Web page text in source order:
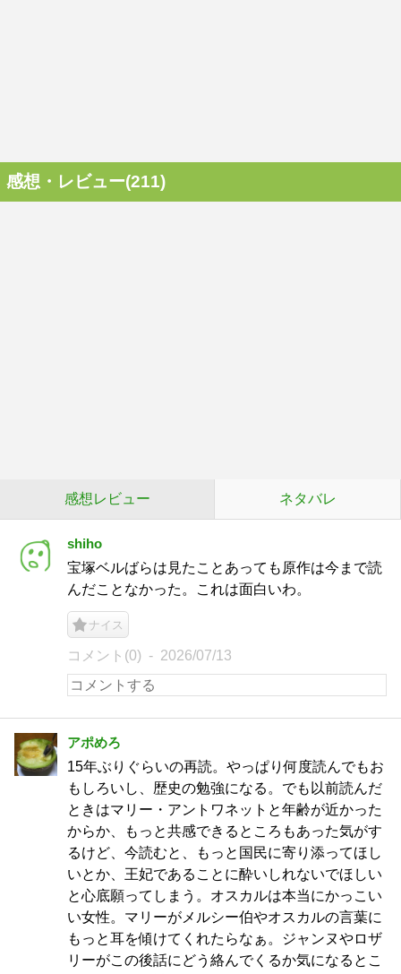
感想・レビュー(211)
感想レビュー ネタバレ
shiho
宝塚ベルばらは見たことあっても原作は今まで読
んだことなかった。これは面白いわ。
ナイス
コメント(0) 2026/07/13
アポめろ
15年ぶりぐらいの再読。やっぱり何度読んでもお
もしろいし、歴史の勉強になる。でも以前読んだ
ときはマリー・アントワネットと年齢が近かった
からか、もっと共感できるところもあった気がす
るけど、今読むと、もっと国民に寄り添ってほし
いとか、王妃であることに酔いしれないでほしい
と心底願ってしまう。オスカルは本当にかっこい
い女性。マリーがメルシー伯やオスカルの言葉に
もっと耳を傾けてくれたらなぁ。ジャンヌやロザ
リーがこの後話にどう絡んでくるか気になるとこ